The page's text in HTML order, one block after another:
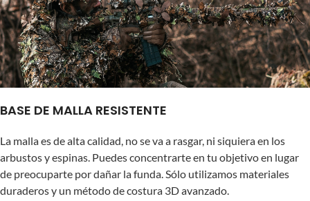
BASE DE MALLA RESISTENTE
La malla es de alta calidad, no se va a rasgar, ni siquiera en los
arbustos y espinas. Puedes concentrarte en tu objetivo en lugar
de preocuparte por dañar la funda. Sólo utilizamos materiales
duraderos y un método de costura 3D avanzado.